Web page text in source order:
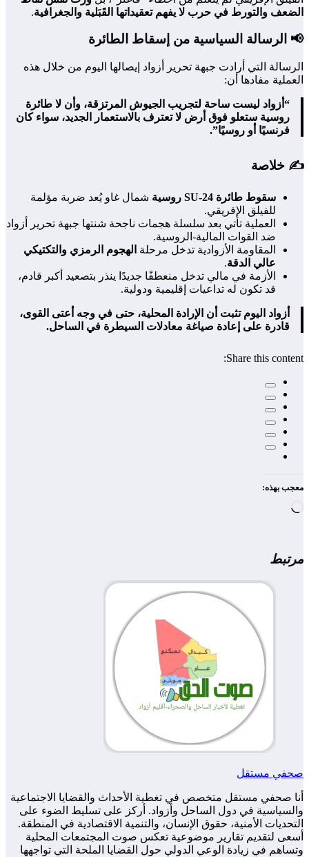
الضعف والتورط في حرب لا يفهم تعقيداتها القَبَلية والجغرافية.
📢 الرسالة السياسية من إسقاط الطائرة
الرسالة التي أرادت جبهة تحرير أزواد إيصالها اليوم من خلال هذه
العملية مفادها أن:
“أزواد ليست ساحة لتجريب الجيوش المرتزقة، وأن لا طائرة
روسية ستعلو فوق أرض لا تعترف بالاستعمار الجديد، سواء كان
فرنسيًا أو روسيًا”.
✍️ خلاصة
سقوط طائرة SU-24 روسية
شمال غاو يُعد ضربة مؤلمة
للفيلق الإفريقي.
العملية تأتي بعد سلسلة هجمات ناجحة شنتها جبهة تحرير أزواد
ضد القوات المالية-الروسية.
المقاومة الأزوادية تدخل مرحلة الهجوم الرمزي والتكتيكي
عالي الدقة.
الأزمة في مالي تدخل منعطفًا جديدًا ينذر بتصعيد أكبر قادم،
قد تكون له تداعيات إقليمية ودولية.
أزواد اليوم تثبت أن الإرادة المحلية، حتى في وجه أعتى القوى،
قادرة على إعادة صياغة معادلات السيطرة في الساحل.
Share this content:
معجب بهذه:
جاري
مرتبط
صحفي مستقل
أنا صحفي مستقل متخصص في تغطية الأحداث والقضايا الاجتماعية
والسياسية في دول الساحل وأزواد. أركز على تسليط الضوء على
التحديات الأمنية، حقوق الإنسان، والتنمية الاقتصادية في المنطقة.
أسعى لتقديم تقارير موضوعية تعكس صوت المجتمعات المحلية
وتساهم في زيادة الوعي الدولي حول القضايا الملحة التي تواجهها